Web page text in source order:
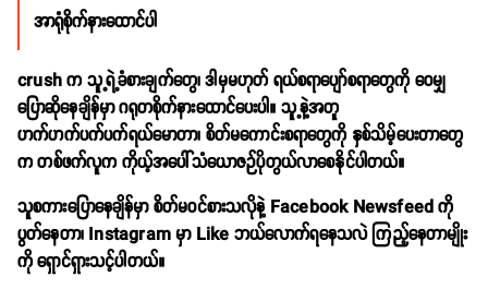
အာရုံစိုက်နားထောင်ပါ
crush က သူ့ရဲ့ခံစားချက်တွေ၊ ဒါမှမဟုတ် ရယ်စရာပျော်စရာတွေကို ဝေမျှ
ပြောဆိုနေချိန်မှာ ဂရုတစိုက်နားထောင်ပေးပါ။ သူ့နဲ့အတူ
ဟက်ဟက်ပက်ပက်ရယ်မောတာ၊ စိတ်မကောင်းစရာတွေကို နှစ်သိမ့်ပေးတာတွေ
က တစ်ဖက်လူက ကိုယ့်အပေါ်သံယောဇဉ်ပိုတွယ်လာစေနိုင်ပါတယ်။
သူစကားပြောနေချိန်မှာ စိတ်မဝင်စားသလိုနဲ့ Facebook Newsfeed ကို
ပွတ်နေတာ၊ Instagram မှာ Like ဘယ်လောက်ရနေသလဲ ကြည့်နေတာမျိုး
ကို ရှောင်ရှားသင့်ပါတယ်။